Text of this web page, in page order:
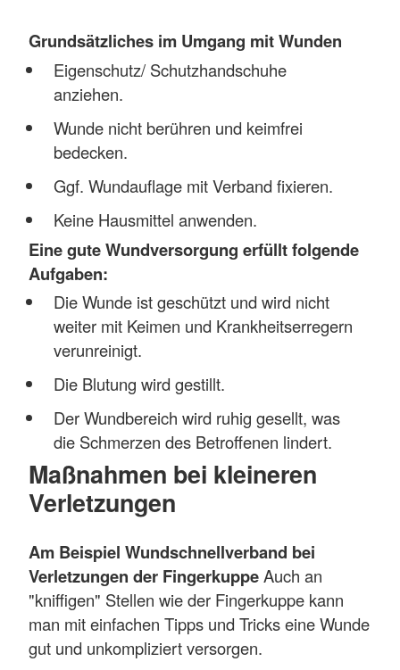
Grundsätzliches im Umgang mit Wunden
Eigenschutz/ Schutzhandschuhe
anziehen.
Wunde nicht berühren und keimfrei
bedecken.
Ggf. Wundauflage mit Verband fixieren.
Keine Hausmittel anwenden.
Eine gute Wundversorgung erfüllt folgende
Aufgaben:
Die Wunde ist geschützt und wird nicht
weiter mit Keimen und Krankheitserregern
verunreinigt.
Die Blutung wird gestillt.
Der Wundbereich wird ruhig gesellt, was
die Schmerzen des Betroffenen lindert.
Maßnahmen bei kleineren
Verletzungen
Am Beispiel Wundschnellverband bei
Verletzungen der FingerkuppeAuch an
"kniffigen" Stellen wie der Fingerkuppe kann
man mit einfachen Tipps und Tricks eine Wunde
gut und unkompliziert versorgen.